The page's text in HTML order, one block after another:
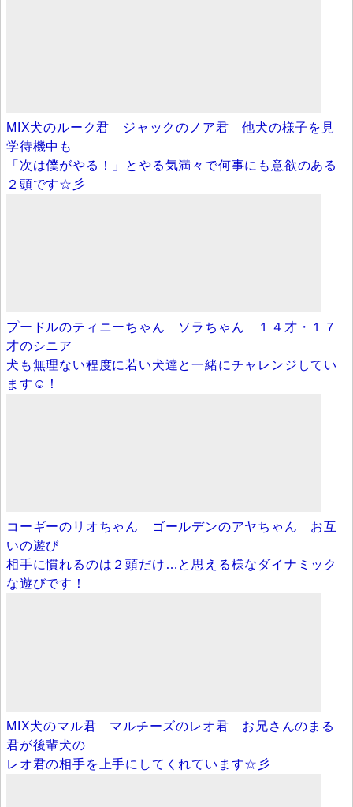
MIX犬のルーク君 ジャックのノア君 他犬の様子を見
学待機中も
「次は僕がやる！」とやる気満々で何事にも意欲のある
２頭です☆彡
プードルのティニーちゃん ソラちゃん １４才・１７
才のシニア
犬も無理ない程度に若い犬達と一緒にチャレンジしてい
ます☺！
コーギーのリオちゃん ゴールデンのアヤちゃん お互
いの遊び
相手に慣れるのは２頭だけ…と思える様なダイナミック
な遊びです！
MIX犬のマル君 マルチーズのレオ君 お兄さんのまる
君が後輩犬の
レオ君の相手を上手にしてくれています☆彡